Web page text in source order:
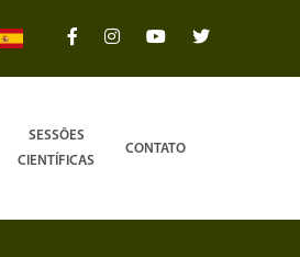
SESSÕES
CIENTÍFICAS
CONTATO